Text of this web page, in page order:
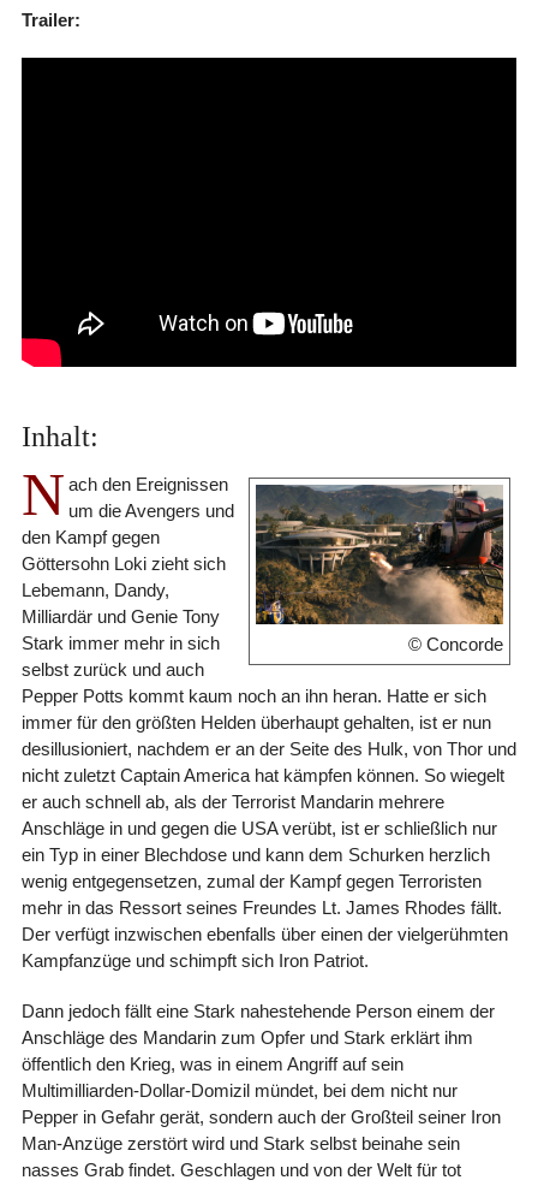
Trailer:
Inhalt:
© Concorde
N ach den Ereignissen
um die Avengers und
den Kampf gegen
Göttersohn Loki zieht sich
Lebemann, Dandy,
Milliardär und Genie Tony
Stark immer mehr in sich
selbst zurück und auch
Pepper Potts kommt kaum noch an ihn heran. Hatte er sich
immer für den größten Helden überhaupt gehalten, ist er nun
desillusioniert, nachdem er an der Seite des Hulk, von Thor und
nicht zuletzt Captain America hat kämpfen können. So wiegelt
er auch schnell ab, als der Terrorist Mandarin mehrere
Anschläge in und gegen die USA verübt, ist er schließlich nur
ein Typ in einer Blechdose und kann dem Schurken herzlich
wenig entgegensetzen, zumal der Kampf gegen Terroristen
mehr in das Ressort seines Freundes Lt. James Rhodes fällt.
Der verfügt inzwischen ebenfalls über einen der vielgerühmten
Kampfanzüge und schimpft sich Iron Patriot.
Dann jedoch fällt eine Stark nahestehende Person einem der
Anschläge des Mandarin zum Opfer und Stark erklärt ihm
öffentlich den Krieg, was in einem Angriff auf sein
Multimilliarden-Dollar-Domizil mündet, bei dem nicht nur
Pepper in Gefahr gerät, sondern auch der Großteil seiner Iron
Man-Anzüge zerstört wird und Stark selbst beinahe sein
nasses Grab findet. Geschlagen und von der Welt für tot